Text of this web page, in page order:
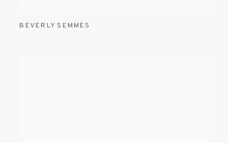
BEVERLY SEMMES